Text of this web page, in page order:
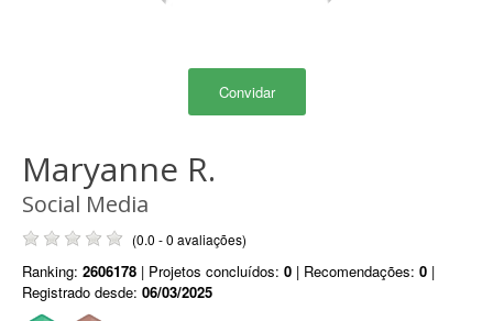
Convidar
Maryanne R.
Social Media
(0.0 - 0 avaliações)
Ranking: 2606178 | Projetos concluídos: 0 | Recomendações: 0 |
Registrado desde: 06/03/2025